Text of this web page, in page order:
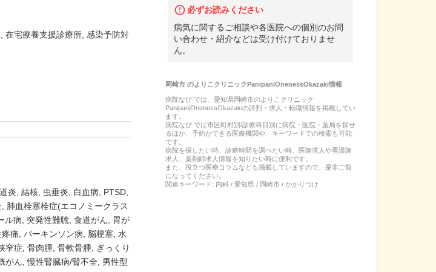
在宅療養支援診療所 感染予防対
炎 結核 虫垂炎 白血病
PTSD
肺血栓塞栓症(エコノミークラス
ル病 突発性難聴 食道がん
胃が
痛 パーキンソン病 脳梗塞 水
窄症 骨肉腫 骨軟骨腫
ぎっくり
がん 慢性腎臓病/腎不全 男性型
必ずお読みください
病気に関するご相談や各医院への個別のお問
い合わせ・紹介などは受け付けておりませ
ん。
岡崎市のよりこクリニックPanipaniOnenessOkazaki情報
病院なび では、 愛知県 岡崎市のよりこクリニック
PanipaniOnenessOkazakiの評判・求人・転職情報を掲載してい
ます。
病院なび では市区町村別/診療科目別に病院・医院・薬局を探せ
るほか、予約ができる医療機関や、キーワードでの検索も可能
です。
病院を探したい時、診療時間を調べたい時、医師求人や看護師
求人、薬剤師求人情報を知りたい時に便利です。
また、役立つ医療コラムなども掲載していますので、是非ご覧
になってください。
関連キーワード: 内科 / 愛知県 / 岡崎市 / かかりつけ